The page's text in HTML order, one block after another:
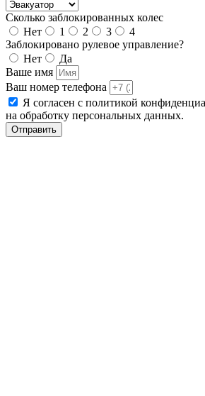
Сколько заблокированных колес
Нет
1 2 3
4
Заблокировано рулевое управление?
Нет
Да
Ваше имя
Ваш номер телефона
Я согласен с политикой
на обработку персональных данных.
Отправить